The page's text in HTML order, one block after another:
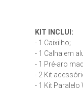
KIT INCLUI:
- 1 Caixilho;
- 1 Calha em
- 1 Pré-aro
- 2 Kit
- 1 Kit Paralelo